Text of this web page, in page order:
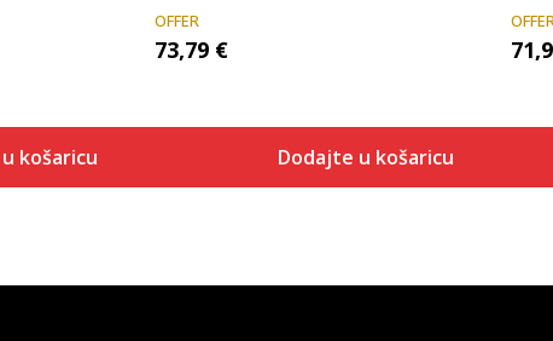
košaricu
OFFER
73,79 €
Dodajte u košaricu